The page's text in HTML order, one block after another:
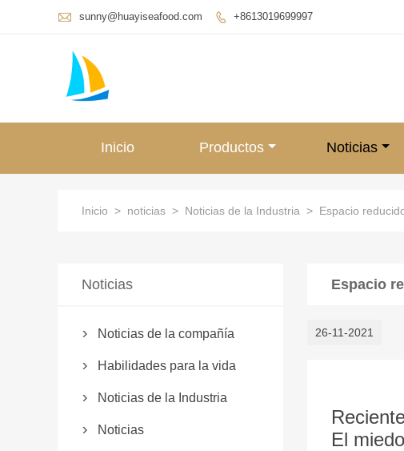
 sunny@huayiseafood.com  +8613019699997
Inicio Productos Noticias
Inicio > noticias > Noticias de la Industria > Espacio
Espacio
26-11-2021
El
Noticias
 Noticias de la compañía
 Habilidades para la vida
 Noticias de la Industria
 Noticias